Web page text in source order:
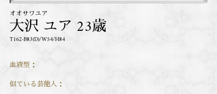
オオサワユア
大沢 ユア 23歳
T162-B83(D)/W54/H84
血液型：
似ている芸能人：